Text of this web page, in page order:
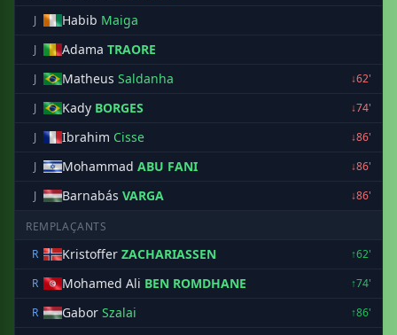
J Habib Maiga
J Adama TRAORE
J Matheus Saldanha
↓62'
J
Kady BORGES
↓74'
J
Ibrahim Cisse
↓86'
J
Mohammad ABU FANI
↓86'
J
Barnabás VARGA ↓86'
REMPLAÇANTS
R
Kristoffer ZACHARIASSEN
↑62'
R
Mohamed Ali BEN ROMDHANE
↑74'
R
Gabor Szalai
↑86'